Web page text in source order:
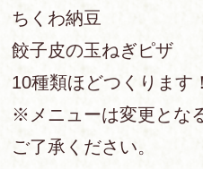
ちくわ納豆
餃子皮の玉ねぎピザ
10種類ほどつくります
※メニューは変更とな
ご了承ください。